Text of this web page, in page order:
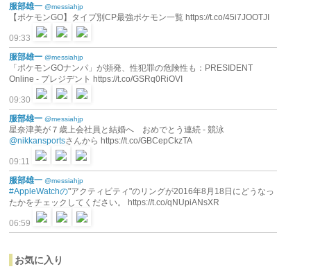
服部雄一 @messiahjp
【ポケモンGO】タイプ別CP最強ポケモン一覧 https://t.co/45i7JOOTJI
09:33
服部雄一 @messiahjp
「ポケモンGOナンパ」が頻発、性犯罪の危険性も：PRESIDENT
Online - プレジデント https://t.co/GSRq0RiOVI
09:30
服部雄一 @messiahjp
星奈津美が７歳上会社員と結婚へ おめでとう連続 - 競泳
@nikkansportsさんから https://t.co/GBCepCkzTA
09:11
服部雄一 @messiahjp
#AppleWatchの"アクティビティ"のリングが2016年8月18日にどうなっ
たかをチェックしてください。 https://t.co/qNUpiANsXR
06:59
お気に入り